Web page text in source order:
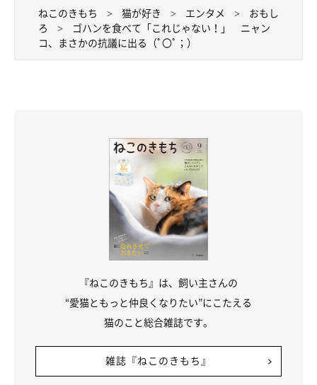
ねこのきもち 猫が好き エンタメ
おもし
ろ
ゴハンを食べて「これじゃない！」 ニャン
コ、まさかの抗議に出る（ﾟ〇ﾟ；）
『ねこのきもち』は、飼い主さんの
“愛猫ともっと仲良くなりたい”にこたえる
猫のこと総合雑誌です。
雑誌『ねこのきもち』